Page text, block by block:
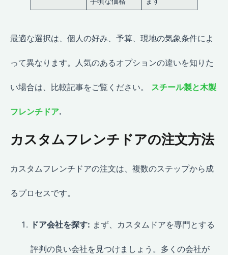
最適な選択は、個人の好み、予算、現地の気象条件によ
って異なります。人気のあるオプションの違いを知りた
い場合は、比較記事をご覧ください。 スチール製と木製
フレンチドア.
カスタムフレンチドアの注文方法
カスタムフレンチドアの注文は、複数のステップから成
るプロセスです。
ドア会社を探す: まず、カスタムドアを専門とする
評判の良い会社を見つけましょう。多くの会社が